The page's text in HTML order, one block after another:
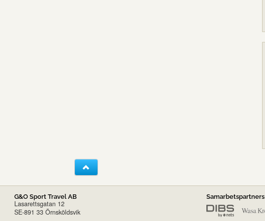
G&O Sport Travel AB
Lasarettsgatan 12
SE-891 33 Örnsköldsvik
Samarbetspartners